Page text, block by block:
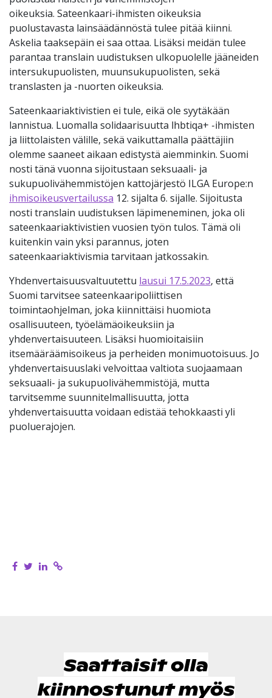
oikeuksia. Sateenkaari-ihmisten oikeuksia
puolustavasta lainsäädännöstä tulee pitää kiinni.
Askelia taaksepäin ei saa ottaa. Lisäksi meidän tulee
parantaa translain uudistuksen ulkopuolelle jääneiden
intersukupuolisten, muunsukupuolisten, sekä
translasten ja -nuorten oikeuksia.
Sateenkaariaktivistien ei tule, eikä ole syytäkään
lannistua. Luomalla solidaarisuutta lhbtiqa+ -ihmisten
ja liittolaisten välille, sekä vaikuttamalla päättäjiin
olemme saaneet aikaan edistystä aiemminkin. Suomi
nosti tänä vuonna sijoitustaan seksuaali- ja
sukupuolivähemmistöjen kattojärjestö ILGA Europe:n
ihmisoikeusvertailussa 12. sijalta 6. sijalle. Sijoitusta
nosti translain uudistuksen läpimeneminen, joka oli
sateenkaariaktivistien vuosien työn tulos. Tämä oli
kuitenkin vain yksi parannus, joten
sateenkaariaktivismia tarvitaan jatkossakin.
Yhdenvertaisuusvaltuutettu lausui 17.5.2023, että
Suomi tarvitsee sateenkaaripoliittisen
toimintaohjelman, joka kiinnittäisi huomiota
osallisuuteen, työelämäoikeuksiin ja
yhdenvertaisuuteen. Lisäksi huomioitaisiin
itsemääräämisoikeus ja perheiden monimuotoisuus. Jo
yhdenvertaisuuslaki velvoittaa valtiota suojaamaan
seksuaali- ja sukupuolivähemmistöjä, mutta
tarvitsemme suunnitelmallisuutta, jotta
yhdenvertaisuutta voidaan edistää tehokkaasti yli
puoluerajojen.
Saattaisit olla
kiinnostunut myös